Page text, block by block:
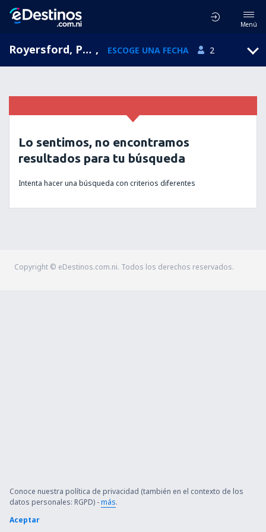
Menú
Royersford, Pensilvania, Estados Unidos , ESCOGE UNA FECHA 2
Lo sentimos, no encontramos
resultados para tu búsqueda
Intenta hacer una búsqueda con criterios diferentes
Copyright © eDestinos.com.ni. Todos los derechos reservados.
Conoce nuestra política de privacidad (también en el contexto de los
datos personales: RGPD) -más.
Aceptar